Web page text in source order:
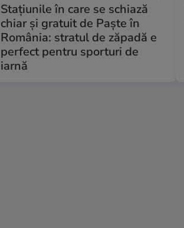
Stațiunile în care se schiază
chiar și gratuit de Paște în
România: stratul de zăpadă e
perfect pentru sporturi de
iarnă